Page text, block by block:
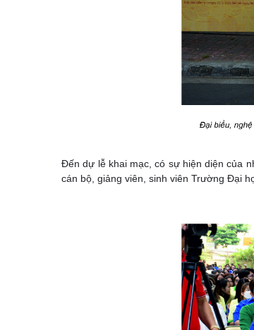
Đến dự lễ khai mạc, có sự hiện diện của
cán bộ, giảng viên, sinh viên Trường Đại